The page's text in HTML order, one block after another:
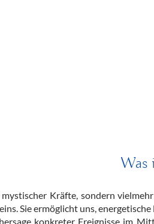
Was
Kräfte, sondern
Sie ermöglicht uns,
konkreter Ereignisse im